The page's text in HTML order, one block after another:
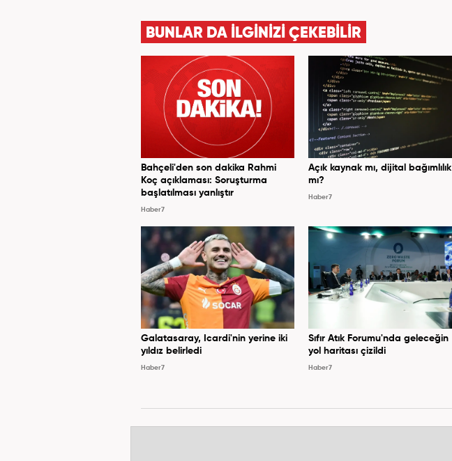
BUNLAR DA İLGİNİZİ ÇEKEBİLİR
Bahçeli'den son dakika Rahmi
Koç açıklaması: Soruşturma
başlatılması yanlıştır
Haber7
Açık kaynak mı, dijital bağımlılık
mı?
Haber7
Galatasaray, Icardi'nin yerine iki
yıldız belirledi
Haber7
Sıfır Atık Forumu'nda geleceğin
yol haritası çizildi
Haber7